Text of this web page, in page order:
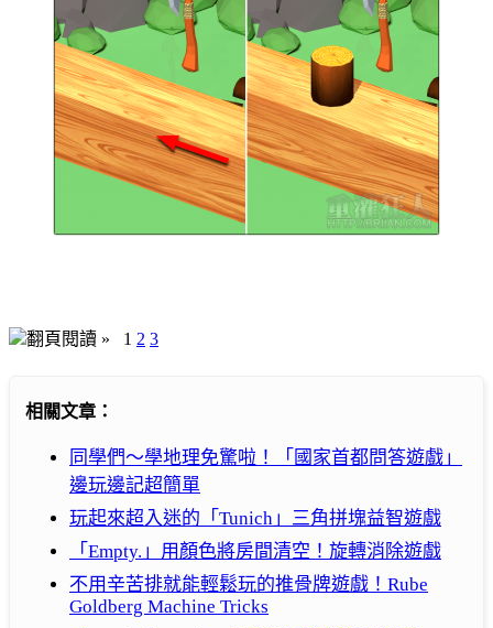
翻頁閱讀 » 1 2 3
相關文章：
同學們～學地理免驚啦！「國家首都問答遊戲」
邊玩邊記超簡單
玩起來超入迷的「Tunich」三角拼塊益智遊戲
「Empty.」用顏色將房間清空！旋轉消除遊戲
不用辛苦排就能輕鬆玩的推骨牌遊戲！Rube
Goldberg Machine Tricks